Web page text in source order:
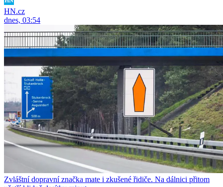
HN.cz
dnes, 03:54
Zvláštní dopravní značka mate i zkušené řidiče. Na dálnici přitom